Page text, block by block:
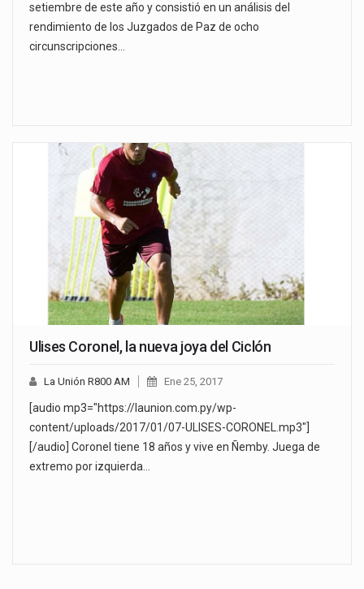
setiembre de este año y consistió en un análisis del
rendimiento de los Juzgados de Paz de ocho
circunscripciones…
Ulises Coronel, la nueva joya del Ciclón
La Unión R800 AM Ene 25, 2017
[audio mp3="https://launion.com.py/wp-
content/uploads/2017/01/07-ULISES-CORONEL.mp3"]
[/audio] Coronel tiene 18 años y vive en Ñemby. Juega de
extremo por izquierda…